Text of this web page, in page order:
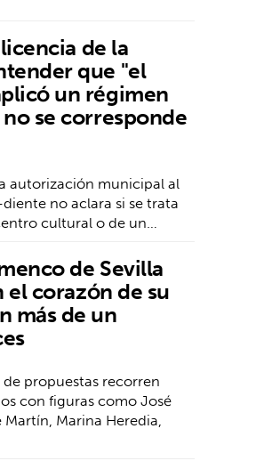
de la
que "el
un régimen
se corresponde
autorización municipal al
no aclara si se trata
cultural o de un…
de Sevilla
corazón de su
más de un
propuestas recorren
con figuras como José
Marina Heredia,